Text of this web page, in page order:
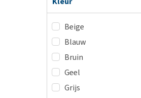
Beige
Blauw
Bruin
Geel
Grijs